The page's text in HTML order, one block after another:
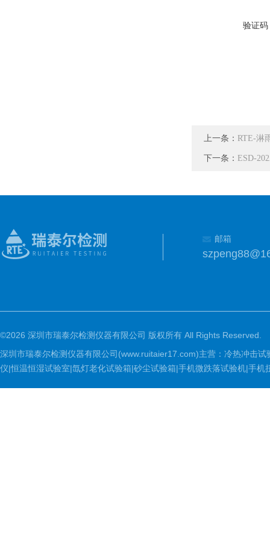
验证码
上一条： RTE-淋
下一条： ESD-
邮箱
©2026 深圳市瑞泰尔检测仪器有限公司 版权所有 All Rights Reserved.
深圳市瑞泰尔检测仪器有限公司(www.ruitaier17.com)主营：冷热冲击
仪|恒温恒湿试验室|氙灯老化试验箱|砂尘试验箱|手机微跌落试验机|手机